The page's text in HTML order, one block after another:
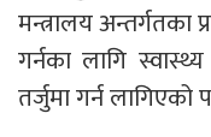
मन्त्रालय अन्तर्गतका
गर्नका लागि
तर्जुमा गर्न लागिएको